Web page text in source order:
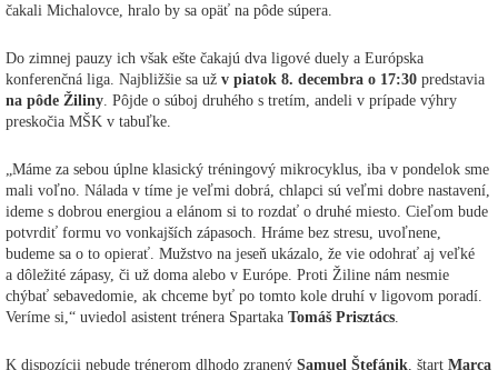
čakali Michalovce, hralo by sa opäť na pôde súpera.
Do zimnej pauzy ich však ešte čakajú dva ligové duely a Európska
konferenčná liga. Najbližšie sa už v piatok 8. decembra o 17:30 predstavia
na pôde Žiliny. Pôjde o súboj druhého s tretím, andeli v prípade výhry
preskočia MŠK v tabuľke.
„Máme za sebou úplne klasický tréningový mikrocyklus, iba v pondelok sme
mali voľno. Nálada v tíme je veľmi dobrá, chlapci sú veľmi dobre nastavení,
ideme s dobrou energiou a elánom si to rozdať o druhé miesto. Cieľom bude
potvrdiť formu vo vonkajších zápasoch. Hráme bez stresu, uvoľnene,
budeme sa o to opierať. Mužstvo na jeseň ukázalo, že vie odohrať aj veľké
a dôležité zápasy, či už doma alebo v Európe. Proti Žiline nám nesmie
chýbať sebavedomie, ak chceme byť po tomto kole druhí v ligovom poradí.
Veríme si,“ uviedol asistent trénera Spartaka Tomáš Prisztács.
K dispozícii nebude trénerom dlhodo zranený Samuel Štefánik, štart Marca